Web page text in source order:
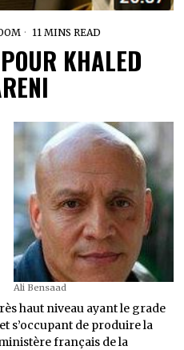
11 MINS READ
KHALED
Ali Bensaad
haut niveau ayant le grade
s’occupant de produire la
français de la